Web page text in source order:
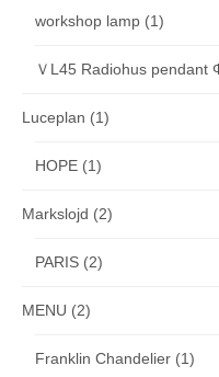
workshop lamp (1)
ＶL45 Radiohus pendant
Luceplan (1)
HOPE (1)
Markslojd (2)
PARIS (2)
MENU (2)
Franklin Chandelier (1)